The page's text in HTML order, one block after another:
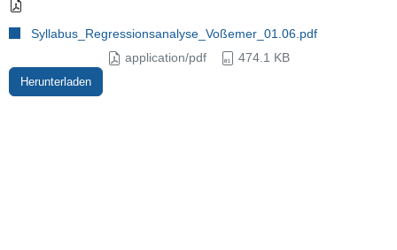
Syllabus_Regressionsanalyse_Voßemer_01.06.pdf
application/pdf
474.1 KB
Herunterladen